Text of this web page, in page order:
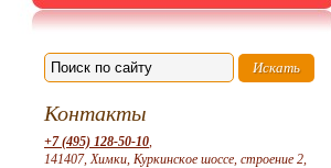
Контакты
+7 (495) 128-50-10,
141407, Химки, Куркинское шоссе, строение 2,